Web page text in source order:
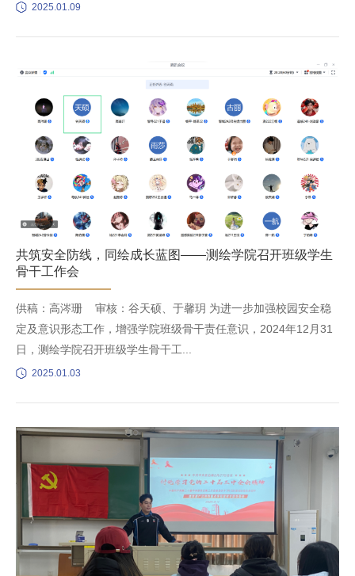
2025.01.09
共筑安全防线，同绘成长蓝图——测绘学院召开班级学生
骨干工作会
供稿：高涔珊 审核：谷天硕、于馨玥 为进一步加强校园安全稳
定及意识形态工作，增强学院班级骨干责任意识，2024年12月31
日，测绘学院召开班级学生骨干工...
2025.01.03